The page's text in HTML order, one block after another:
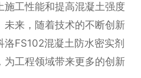
工性能和提高混凝土强度
未来，随着技术的不断创新
FS102混凝土防水密实剂
为工程领域带来更多的创新